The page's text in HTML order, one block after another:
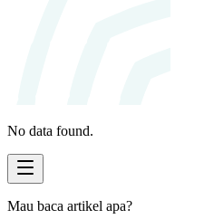
No data found.
Mau baca artikel apa?